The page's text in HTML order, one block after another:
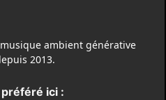
ambient générative
2013.
ici :